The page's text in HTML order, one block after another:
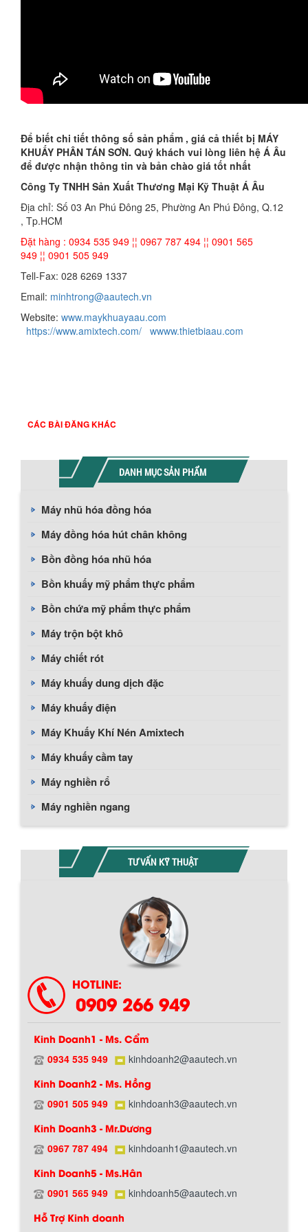
Để biết chi tiết thông số sản phẩm , giá cả thiết bị MÁY
KHUẤY PHÂN TÁN SƠN. Quý khách vui lòng liên hệ Á Âu
để được nhận thông tin và bản chào giá tốt nhất
Công Ty TNHH Sản Xuất Thương Mại Kỹ Thuật Á Âu
Địa chỉ: Số 03 An Phú Đông 25, Phường An Phú Đông, Q.12
, Tp.HCM
Đặt hàng : 0934 535 949 ¦¦ 0967 787 494 ¦¦ 0901 565
949 ¦¦ 0901 505 949
Tell-Fax: 028 6269 1337
Email: minhtrong@aautech.vn
Website: www.maykhuayaau.com
https://www.amixtech.com/ wwww.thietbiaau.com
CÁC BÀI ĐĂNG KHÁC
DANH MỤC SẢN PHẨM
Máy nhũ hóa đồng hóa
Máy đồng hóa hút chân không
Bồn đồng hóa nhũ hóa
Bồn khuấy mỹ phẩm thực phẩm
Bồn chứa mỹ phẩm thực phẩm
Máy trộn bột khô
Máy chiết rót
Máy khuấy dung dịch đặc
Máy khuấy điện
Máy Khuấy Khí Nén Amixtech
Máy khuấy cầm tay
Máy nghiền rổ
Máy nghiền ngang
TƯ VẤN KỸ THUẬT
HOTLINE:
0909 266 949
Kinh Doanh1 - Ms. Cẩm
0934 535 949 kinhdoanh2@aautech.vn
Kinh Doanh2 - Ms. Hồng
0901 505 949 kinhdoanh3@aautech.vn
Kinh Doanh3 - Mr.Dương
0967 787 494 kinhdoanh1@aautech.vn
Kinh Doanh5 - Ms.Hân
0901 565 949 kinhdoanh5@aautech.vn
Hỗ Trợ Kinh doanh
Bồn chứa giải nhiệt sơn, mực in có cấu
tạo gồm 2 lớp inox và được dùng để
làm giảm nhiệt độ của nguyên...